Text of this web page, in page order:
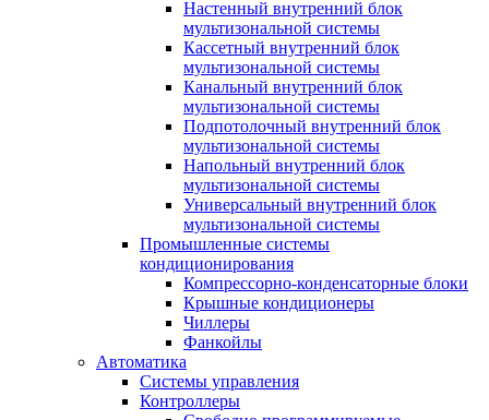
Настенный внутренний блок
мультизональной системы
Кассетный внутренний блок
мультизональной системы
Канальный внутренний блок
мультизональной системы
Подпотолочный внутренний блок
мультизональной системы
Напольный внутренний блок
мультизональной системы
Универсальный внутренний блок
мультизональной системы
Промышленные системы
кондиционирования
Компрессорно-конденсаторные блоки
Крышные кондиционеры
Чиллеры
Фанкойлы
Автоматика
Системы управления
Контроллеры